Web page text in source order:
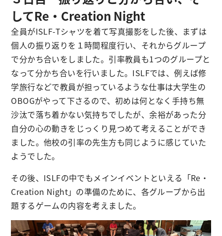
してRe・Creation Night
全員がISLF-Tシャツを着て写真撮影をした後、まずは
個人の振り返りを１時間程度行い、それからグループ
で分かち合いをしました。引率教員も1つのグループと
なって分かち合いを行いました。ISLFでは、例えば修
学旅行などで教員が担っているような仕事は大学生の
OBOGがやって下さるので、初めは何となく手持ち無
沙汰で落ち着かない気持ちでしたが、余裕があった分
自分の心の動きをじっくり見つめて考えることができ
ました。他校の引率の先生方も同じように感じていた
ようでした。
その後、ISLFの中でもメインイベントといえる「Re・
Creation Night」の準備のために、各グループから出
題するゲームの内容を考えました。